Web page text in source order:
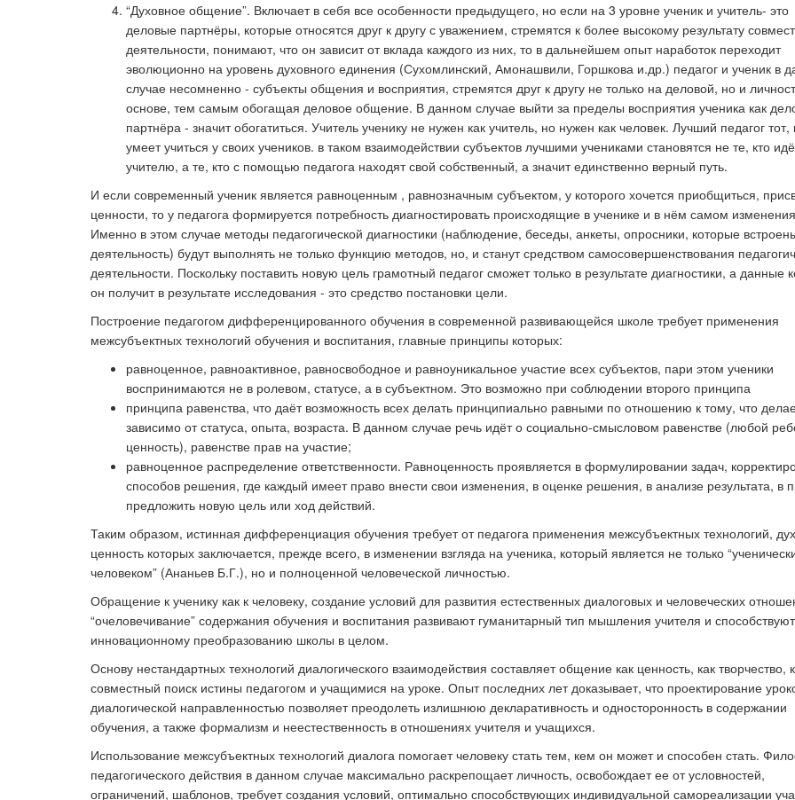
“Духовное общение”. Включает в себя все особенности предыдущего, но если на 3 уровне ученик и учитель- это
деловые партнёры, которые относятся друг к другу с уважением, стремятся к более высокому результату
деятельности, понимают, что он зависит от вклада каждого из них, то в дальнейшем опыт наработок переходит
эволюционно на уровень духовного единения (Сухомлинский, Амонашвили, Горшкова и.др.) педагог и ученик в
случае несомненно - субъекты общения и восприятия, стремятся друг к другу не только на деловой, но и
основе, тем самым обогащая деловое общение. В данном случае выйти за пределы восприятия ученика как
партнёра - значит обогатиться. Учитель ученику не нужен как учитель, но нужен как человек. Лучший педагог тот,
умеет учиться у своих учеников. в таком взаимодействии субъектов лучшими учениками становятся не те, кто
учителю, а те, кто с помощью педагога находят свой собственный, а значит единственно верный путь.
И если современный ученик является равноценным , равнозначным субъектом, у которого хочется приобщиться,
ценности, то у педагога формируется потребность диагностировать происходящие в ученике и в нём самом
Именно в этом случае методы педагогической диагностики (наблюдение, беседы, анкеты, опросники, которые
деятельность) будут выполнять не только функцию методов, но, и станут средством самосовершенствования
деятельности. Поскольку поставить новую цель грамотный педагог сможет только в результате диагностики, а данные
он получит в результате исследования - это средство постановки цели.
Построение педагогом дифференцированного обучения в современной развивающейся школе требует применения
межсубъектных технологий обучения и воспитания, главные принципы которых:
равноценное, равноактивное, равносвободное и равноуникальное участие всех субъектов, пари этом ученики
воспринимаются не в ролевом, статусе, а в субъектном. Это возможно при соблюдении второго принципа
принципа равенства, что даёт возможность всех делать принципиально равными по отношению к тому, что
зависимо от статуса, опыта, возраста. В данном случае речь идёт о социально-смысловом равенстве (любой
ценность), равенстве прав на участие;
равноценное распределение ответственности. Равноценность проявляется в формулировании задач,
способов решения, где каждый имеет право внести свои изменения, в оценке решения, в анализе результата, в
предложить новую цель или ход действий.
Таким образом, истинная дифференциация обучения требует от педагога применения межсубъектных технологий,
ценность которых заключается, прежде всего, в изменении взгляда на ученика, который является не только
человеком” (Ананьев Б.Г.), но и полноценной человеческой личностью.
Обращение к ученику как к человеку, создание условий для развития естественных диалоговых и человеческих
“очеловечивание” содержания обучения и воспитания развивают гуманитарный тип мышления учителя и способствуют
инновационному преобразованию школы в целом.
Основу нестандартных технологий диалогического взаимодействия составляет общение как ценность, как творчество,
совместный поиск истины педагогом и учащимися на уроке. Опыт последних лет доказывает, что проектирование
диалогической направленностью позволяет преодолеть излишнюю декларативность и односторонность в содержании
обучения, а также формализм и неестественность в отношениях учителя и учащихся.
Использование межсубъектных технологий диалога помогает человеку стать тем, кем он может и способен стать.
педагогического действия в данном случае максимально раскрепощает личность, освобождает ее от условностей,
ограничений, шаблонов, требует создания условий, оптимально способствующих индивидуальной самореализации